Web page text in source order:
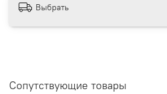
Выбрать
Сопутствующие товары